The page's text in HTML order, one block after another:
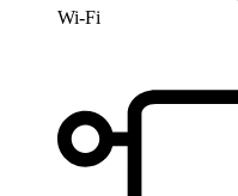
Wi-Fi